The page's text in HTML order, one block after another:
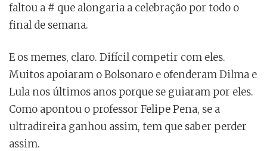
faltou a # que alongaria a celebração por todo o
final de semana.
E os memes, claro. Difícil competir com eles.
Muitos apoiaram o Bolsonaro e ofenderam Dilma e
Lula nos últimos anos porque se guiaram por eles.
Como apontou o professor Felipe Pena, se a
ultradireira ganhou assim, tem que saber perder
assim.